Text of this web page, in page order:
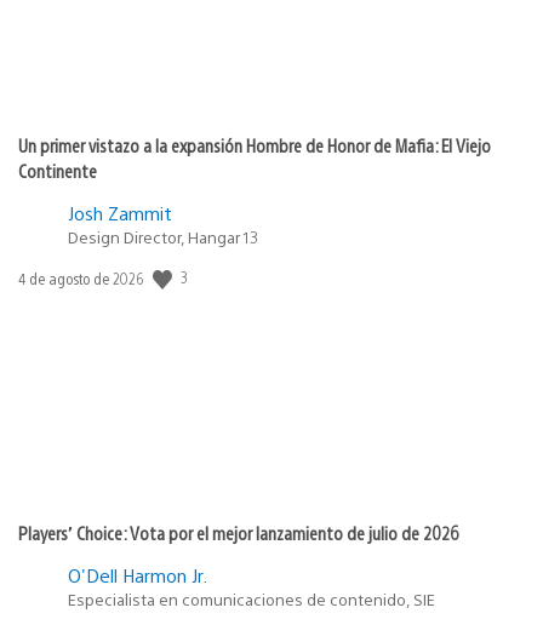
Un primer vistazo a la expansión Hombre de Honor de Mafia: El Viejo
Continente
Josh Zammit
Design Director, Hangar 13
Fecha
4 de agosto de 2026 3
Players’ Choice: Vota por el mejor lanzamiento de julio de 2026
O'Dell Harmon Jr.
Especialista en comunicaciones de contenido, SIE